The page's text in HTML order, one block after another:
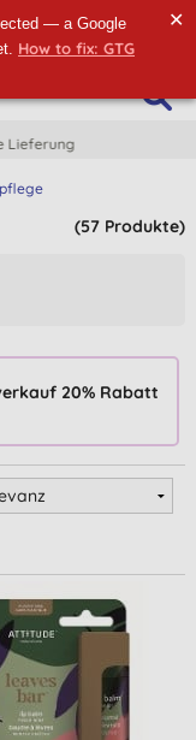
— a Google
How to fix: GTG
✕
(57 Produkte)
20% Rabatt